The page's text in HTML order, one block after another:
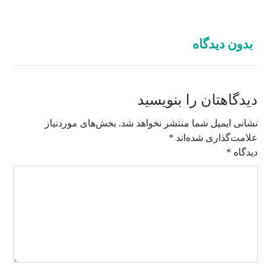
بدون دیدگاه
دیدگاهتان را بنویسید
نشانی ایمیل شما منتشر نخواهد شد. بخش‌های موردنیاز
علامت‌گذاری شده‌اند *
دیدگاه *